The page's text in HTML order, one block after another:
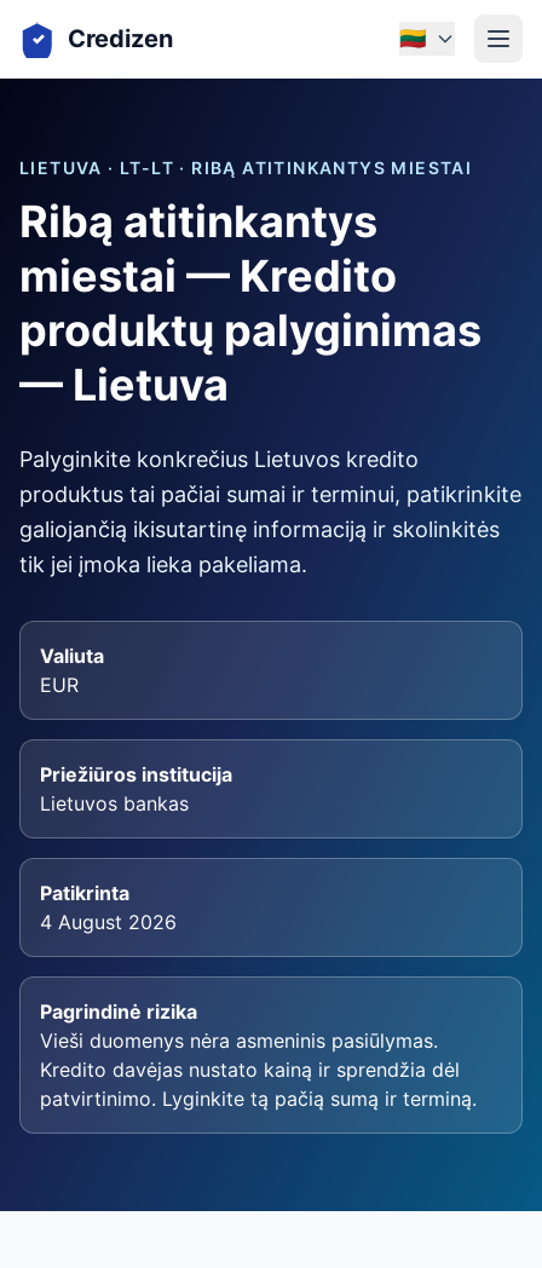
Credizen 🇱🇹
LIETUVA · LT-LT · RIBĄ ATITINKANTYS MIESTAI
Ribą atitinkantys
miestai — Kredito
produktų palyginimas
— Lietuva
Palyginkite konkrečius Lietuvos kredito
produktus tai pačiai sumai ir terminui, patikrinkite
galiojančią ikisutartinę informaciją ir skolinkitės
tik jei įmoka lieka pakeliama.
Valiuta
EUR
Priežiūros institucija
Lietuvos bankas
Patikrinta
4 August 2026
Pagrindinė rizika
Vieši duomenys nėra asmeninis pasiūlymas.
Kredito davėjas nustato kainą ir sprendžia dėl
patvirtinimo. Lyginkite tą pačią sumą ir terminą.